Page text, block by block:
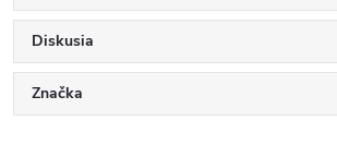
Diskusia
Značka